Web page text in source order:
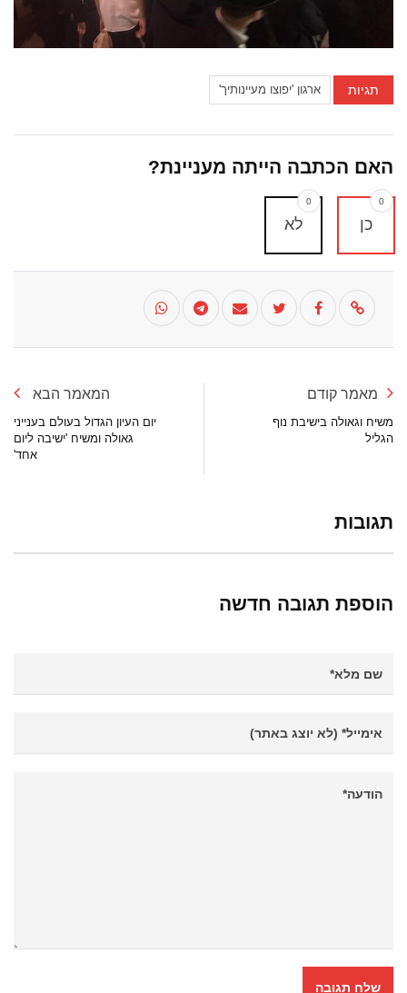
תגיות ארגון 'יפוצו מעיינותיך'
האם הכתבה הייתה מעניינת?
כן
0
לא
0
מאמר קודם
משיח וגאולה בישיבת נוף
הגליל
המאמר הבא
יום העיון הגדול בעולם בענייני
גאולה ומשיח 'ישיבה ליום
אחד'
תגובות
הוספת תגובה חדשה